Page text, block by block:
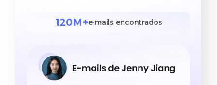
120M+e‑mails encontrados